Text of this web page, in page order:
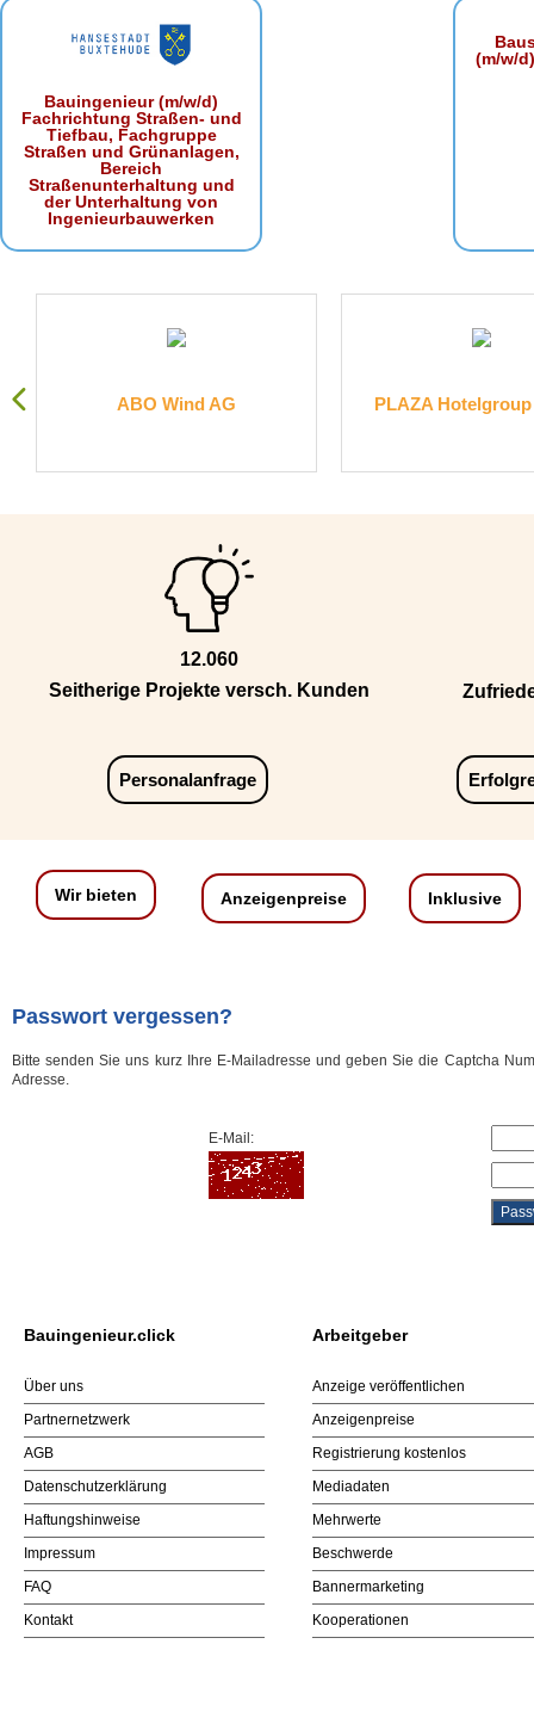
Bauingenieur (m/w/d)
Fachrichtung Straßen- und
Tiefbau, Fachgruppe
Straßen und Grünanlagen,
Bereich
Straßenunterhaltung und
der Unterhaltung von
Ingenieurbauwerken
(m/w/
ABO Wind AG PLAZA
12.060
Seitherige Projekte versch. Kunden
Personalanfrage
Wir bieten Anzeigenpreise Inklusive
Passwort vergessen?
Bitte senden Sie uns kurz Ihre E-Mailadresse und geben Sie die Captcha
Adresse.
E-Mail:
Bauingenieur.click Arbeitgeber
Über uns
Partnernetzwerk
AGB
Datenschutzerklärung
Haftungshinweise
Impressum
FAQ
Kontakt
Anzeige veröffentlichen
Anzeigenpreise
Registrierung kostenlos
Mediadaten
Mehrwerte
Beschwerde
Bannermarketing
Kooperationen